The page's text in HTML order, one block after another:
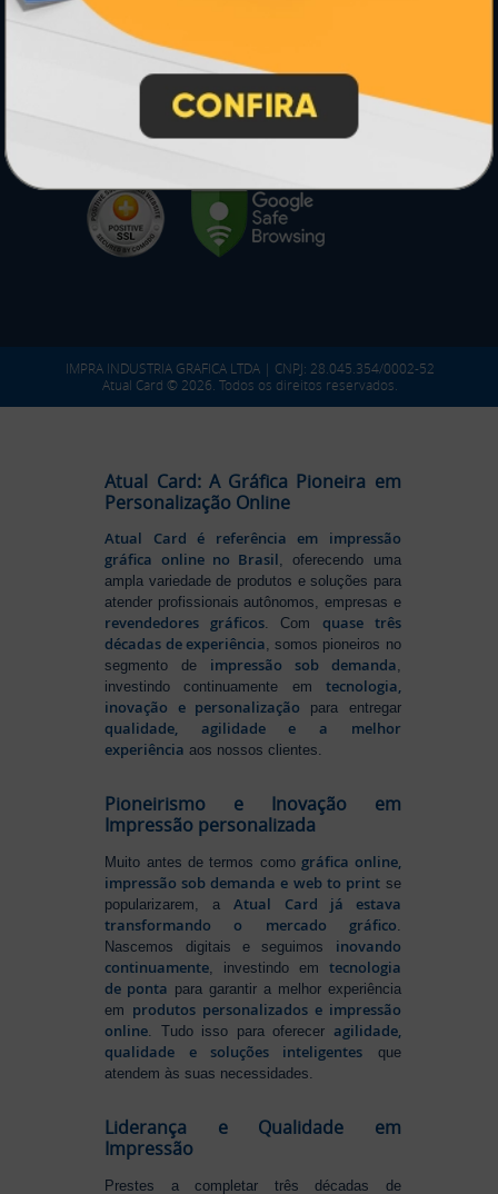
SEGURANÇA
IMPRA INDUSTRIA GRAFICA LTDA | CNPJ: 28.045.354/0002-52
Atual Card © 2026. Todos os direitos reservados.
Atual Card: A Gráfica Pioneira em
Personalização Online
Atual Card é referência em impressão
gráfica online no Brasil, oferecendo uma
ampla variedade de produtos e soluções para
atender profissionais autônomos, empresas e
revendedores gráficos. Comquase três
décadas de experiência, somos pioneiros no
segmento de impressão sob demanda,
investindo continuamente em tecnologia,
inovação e personalização para entregar
qualidade, agilidade e a melhor
experiência aos nossos clientes.
Pioneirismo e Inovação em
Impressão personalizada
Muito antes de termos como gráfica online,
impressão sob demanda e web to printse
popularizarem, aAtual Card já estava
transformando o mercado gráfico.
Nascemos digitais e seguimos inovando
continuamente, investindo em tecnologia
de ponta para garantir a melhor experiência
em produtos personalizados e impressão
online. Tudo isso para oferecer agilidade,
qualidade e soluções inteligentes que
atendem às suas necessidades.
Liderança e Qualidade em
Impressão
Prestes a completar três décadas de